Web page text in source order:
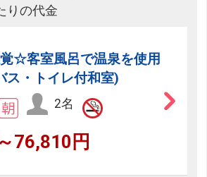
りの代金
☆客室風呂で温泉を使用
・トイレ付和室)
2名
76,810円